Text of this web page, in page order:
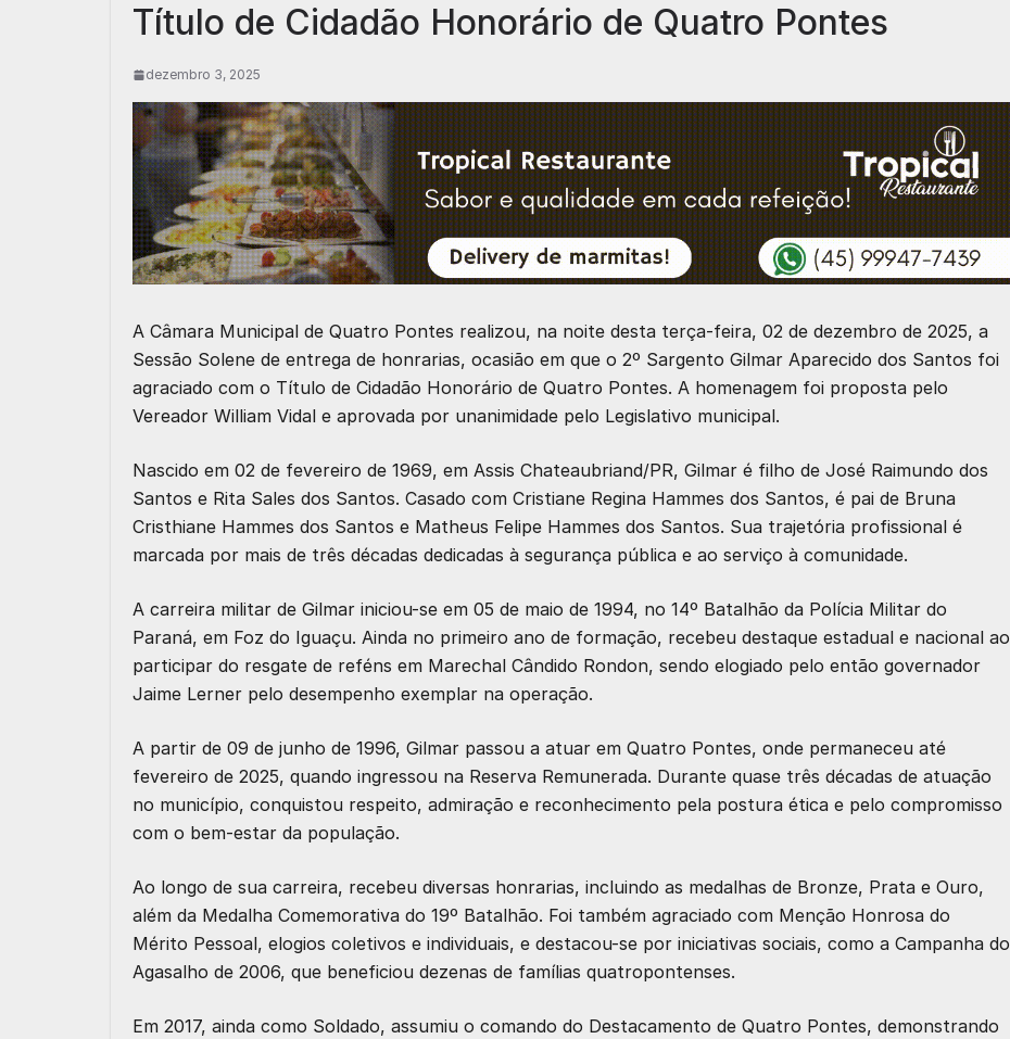
Título de Cidadão Honorário de Quatro Pontes
dezembro 3, 2025
A Câmara Municipal de Quatro Pontes realizou, na noite desta terça-feira, 02 de dezembro de 2025, a
Sessão Solene de entrega de honrarias, ocasião em que o 2º Sargento Gilmar Aparecido dos Santos foi
agraciado com o Título de Cidadão Honorário de Quatro Pontes. A homenagem foi proposta pelo
Vereador William Vidal e aprovada por unanimidade pelo Legislativo municipal.
Nascido em 02 de fevereiro de 1969, em Assis Chateaubriand/PR, Gilmar é filho de José Raimundo dos
Santos e Rita Sales dos Santos. Casado com Cristiane Regina Hammes dos Santos, é pai de Bruna
Cristhiane Hammes dos Santos e Matheus Felipe Hammes dos Santos. Sua trajetória profissional é
marcada por mais de três décadas dedicadas à segurança pública e ao serviço à comunidade.
A carreira militar de Gilmar iniciou-se em 05 de maio de 1994, no 14º Batalhão da Polícia Militar do
Paraná, em Foz do Iguaçu. Ainda no primeiro ano de formação, recebeu destaque estadual e nacional ao
participar do resgate de reféns em Marechal Cândido Rondon, sendo elogiado pelo então governador
Jaime Lerner pelo desempenho exemplar na operação.
A partir de 09 de junho de 1996, Gilmar passou a atuar em Quatro Pontes, onde permaneceu até
fevereiro de 2025, quando ingressou na Reserva Remunerada. Durante quase três décadas de atuação
no município, conquistou respeito, admiração e reconhecimento pela postura ética e pelo compromisso
com o bem-estar da população.
Ao longo de sua carreira, recebeu diversas honrarias, incluindo as medalhas de Bronze, Prata e Ouro,
além da Medalha Comemorativa do 19º Batalhão. Foi também agraciado com Menção Honrosa do
Mérito Pessoal, elogios coletivos e individuais, e destacou-se por iniciativas sociais, como a Campanha do
Agasalho de 2006, que beneficiou dezenas de famílias quatropontenses.
Em 2017, ainda como Soldado, assumiu o comando do Destacamento de Quatro Pontes, demonstrando